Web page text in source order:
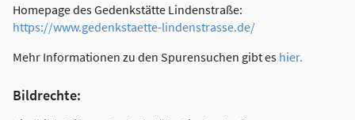
Homepage des Gedenkstätte Lindenstraße:
https://www.gedenkstaette-lindenstrasse.de/
Mehr Informationen zu den Spurensuchen gibt es hier.
Bildrechte: